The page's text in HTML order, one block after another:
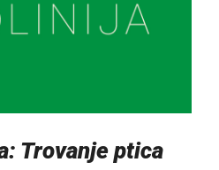
Trovanje ptica